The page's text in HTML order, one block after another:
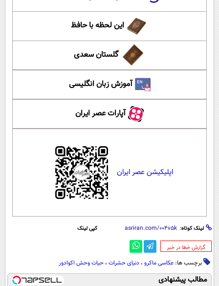
این لحظه با حافظ
گلستان سعدی
آموزش زبان انگلیسی
آپارات عصر ایران
اپلیکیشن عصر ایران
لینک کوتاه: کپی لینک
‌گزارش خطا در خبر
برچسب ها: عکاسی ماکرو ، دنیای حشرات ، حیات وحش اکوادور
مطالب پیشنهادی